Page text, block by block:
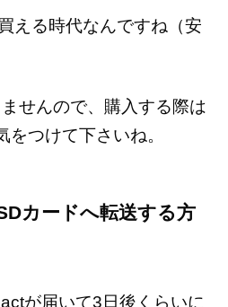
える時代なんですね（安
せんので、購入する際は
をつけて下さいね。
カードへ転送する方
が届いて3日後くらいに